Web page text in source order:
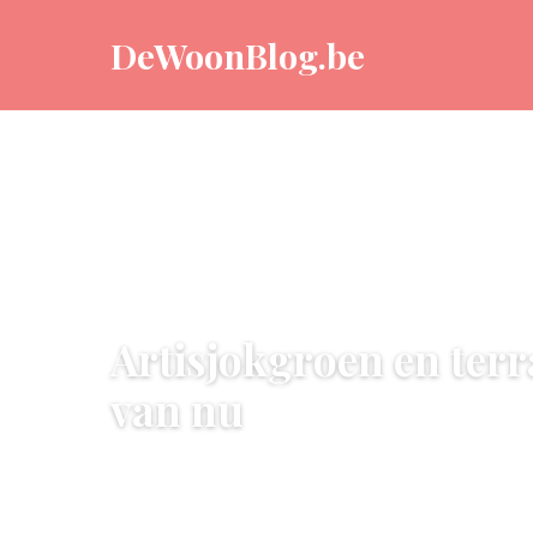
DeWoonBlog.be
Artisjokgroen en
van nu